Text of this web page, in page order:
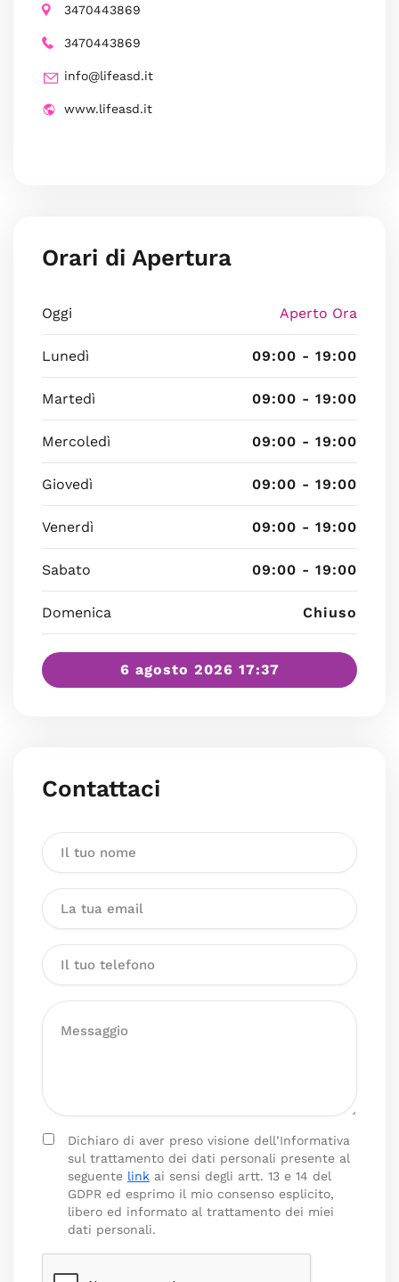
3470443869
3470443869
info@lifeasd.it
www.lifeasd.it
Orari di Apertura
Oggi Aperto Ora
Lunedì 09:00 - 19:00
Martedì 09:00 - 19:00
Mercoledì 09:00 - 19:00
Giovedì 09:00 - 19:00
Venerdì 09:00 - 19:00
Sabato 09:00 - 19:00
Domenica Chiuso
6 agosto 2026 17:37
Contattaci
Dichiaro di aver preso visione dell’Informativa
sul trattamento dei dati personali presente al
seguente link ai sensi degli artt. 13 e 14 del
GDPR ed esprimo il mio consenso esplicito,
libero ed informato al trattamento dei miei
dati personali.